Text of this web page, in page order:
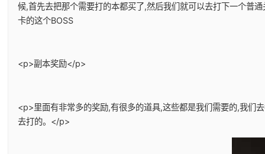
候,首先去把那个需要打的本都买了,然后我们就可以去打下一个普
卡的这个BOSS
<p>副本奖励</p>
<p>里面有非常多的奖励,有很多的道具,这些都是我们需要的,我们
去打的。</p>